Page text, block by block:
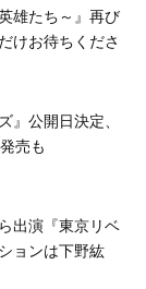
雄たち～』再び
けお待ちくださ
』公開日決定、
売も
出演『東京リベ
ョンは下野紘